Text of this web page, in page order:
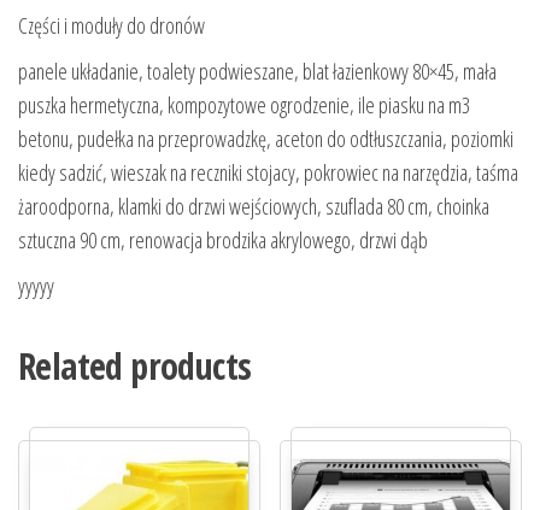
Części i moduły do dronów
panele układanie, toalety podwieszane, blat łazienkowy 80×45, mała
puszka hermetyczna, kompozytowe ogrodzenie, ile piasku na m3
betonu, pudełka na przeprowadzkę, aceton do odtłuszczania, poziomki
kiedy sadzić, wieszak na reczniki stojacy, pokrowiec na narzędzia, taśma
żaroodporna, klamki do drzwi wejściowych, szuflada 80 cm, choinka
sztuczna 90 cm, renowacja brodzika akrylowego, drzwi dąb
yyyyy
Related products